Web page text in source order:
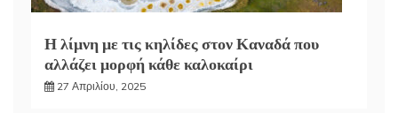
Η λίμνη με τις κηλίδες στον Καναδά που
αλλάζει μορφή κάθε καλοκαίρι
27 Απριλίου, 2025